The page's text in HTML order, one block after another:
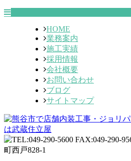
HOME
業務案内
施工実績
採用情報
会社概要
お問い合わせ
ブログ
サイトマップ